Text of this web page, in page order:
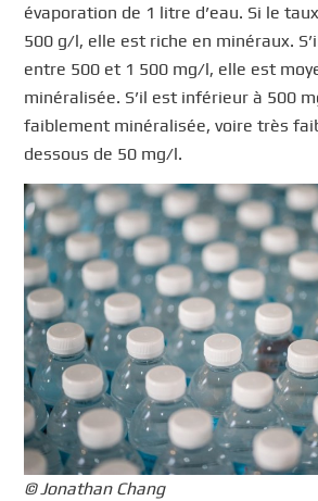
évaporation de 1 litre d’eau. Si le
500 g/l, elle est riche en minéraux.
entre 500 et 1 500 mg/l, elle est
minéralisée. S’il est inférieur à 500
faiblement minéralisée, voire très
dessous de 50 mg/l.
© Jonathan Chang